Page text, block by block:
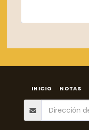
INICIO NOTAS